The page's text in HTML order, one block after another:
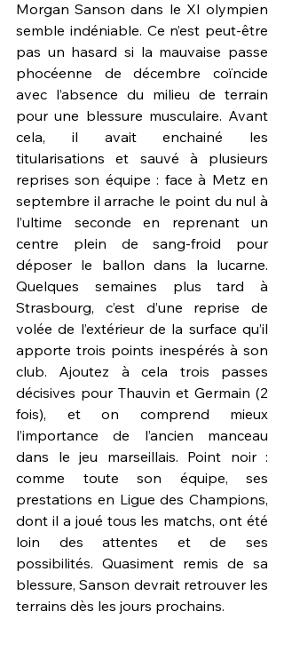
Morgan Sanson dans le XI olympien
semble indéniable. Ce n’est peut-être
pas un hasard si la mauvaise passe
phocéenne de décembre coïncide
avec l’absence du milieu de terrain
pour une blessure musculaire. Avant
cela, il avait enchainé les
titularisations et sauvé à plusieurs
reprises son équipe : face à Metz en
septembre il arrache le point du nul à
l’ultime seconde en reprenant un
centre plein de sang-froid pour
déposer le ballon dans la lucarne.
Quelques semaines plus tard à
Strasbourg, c’est d’une reprise de
volée de l’extérieur de la surface qu’il
apporte trois points inespérés à son
club. Ajoutez à cela trois passes
décisives pour Thauvin et Germain (2
fois), et on comprend mieux
l’importance de l’ancien manceau
dans le jeu marseillais. Point noir :
comme toute son équipe, ses
prestations en Ligue des Champions,
dont il a joué tous les matchs, ont été
loin des attentes et de ses
possibilités. Quasiment remis de sa
blessure, Sanson devrait retrouver les
terrains dès les jours prochains.